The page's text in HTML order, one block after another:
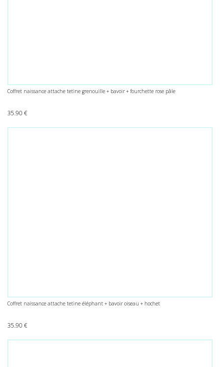
Coffret naissance attache tetine grenouille + bavoir + fourchette rose pâle
35.90 €
Coffret naissance attache tetine éléphant + bavoir oiseau + hochet
35.90 €